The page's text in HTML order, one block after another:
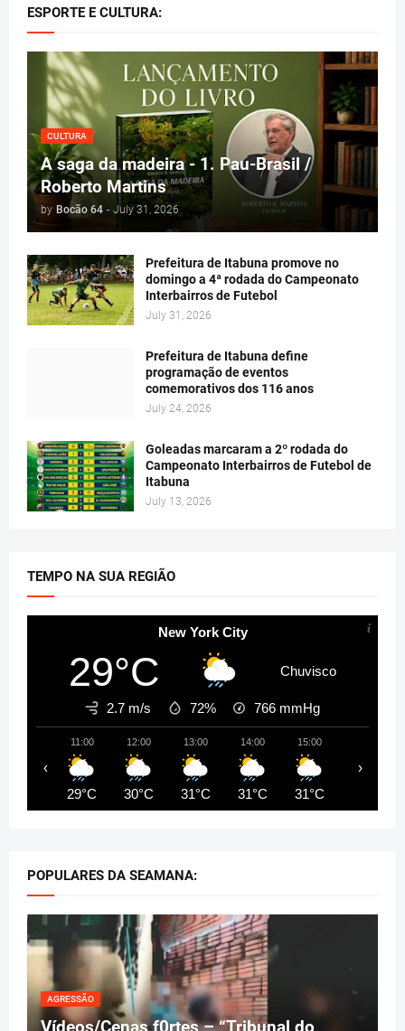
ESPORTE E CULTURA:
CULTURA
A saga da madeira - 1. Pau-Brasil /
Roberto Martins
by Bocão 64 - July 31, 2026
Prefeitura de Itabuna promove no
domingo a 4ª rodada do Campeonato
Interbairros de Futebol
July 31, 2026
Prefeitura de Itabuna define
programação de eventos
comemorativos dos 116 anos
July 24, 2026
Goleadas marcaram a 2º rodada do
Campeonato Interbairros de Futebol de
Itabuna
July 13, 2026
TEMPO NA SUA REGIÃO
New York City
29°C Chuvisco
2.7 m/s 72% 766 mmHg
11:00
29°C
12:00
30°C
13:00
31°C
14:00
31°C
15:00
31°C
‹ ›
POPULARES DA SEAMANA:
AGRESSÃO